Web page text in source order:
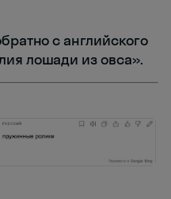
с английского
лошади из овса».